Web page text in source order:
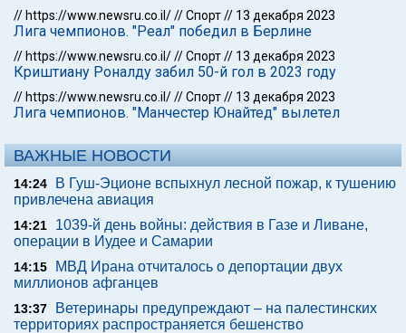
// https://www.newsru.co.il///Спорт// 13 декабря 2023
Лига чемпионов. "Реал" победил в Берлине
// https://www.newsru.co.il///Спорт// 13 декабря 2023
Криштиану Роналду забил 50-й гол в 2023 году
// https://www.newsru.co.il///Спорт// 13 декабря 2023
Лига чемпионов. "Манчестер Юнайтед" вылетел
ВАЖНЫЕ НОВОСТИ
14:24
В Гуш-Эционе вспыхнул лесной пожар, к тушению
привлечена авиация
14:21
1039-й день войны: действия в Газе и Ливане,
операции в Иудее и Самарии
14:15
МВД Ирана отчиталось о депортации двух
миллионов афганцев
13:37
Ветеринары предупреждают – на палестинских
территориях распространяется бешенство